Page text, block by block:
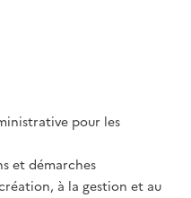
pour les
et démarches
à la gestion et au